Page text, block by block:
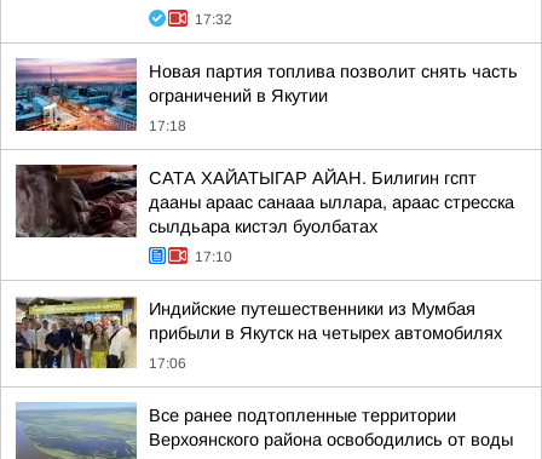
17:32
Новая партия топлива позволит снять часть
ограничений в Якутии
17:18
САТА ХАЙАТЫГАР АЙАН. Билигин гспт
дааны араас санааа ыллара, араас стресска
сылдьара кистэл буолбатах
17:10
Индийские путешественники из Мумбая
прибыли в Якутск на четырех автомобилях
17:06
Все ранее подтопленные территории
Верхоянского района освободились от воды